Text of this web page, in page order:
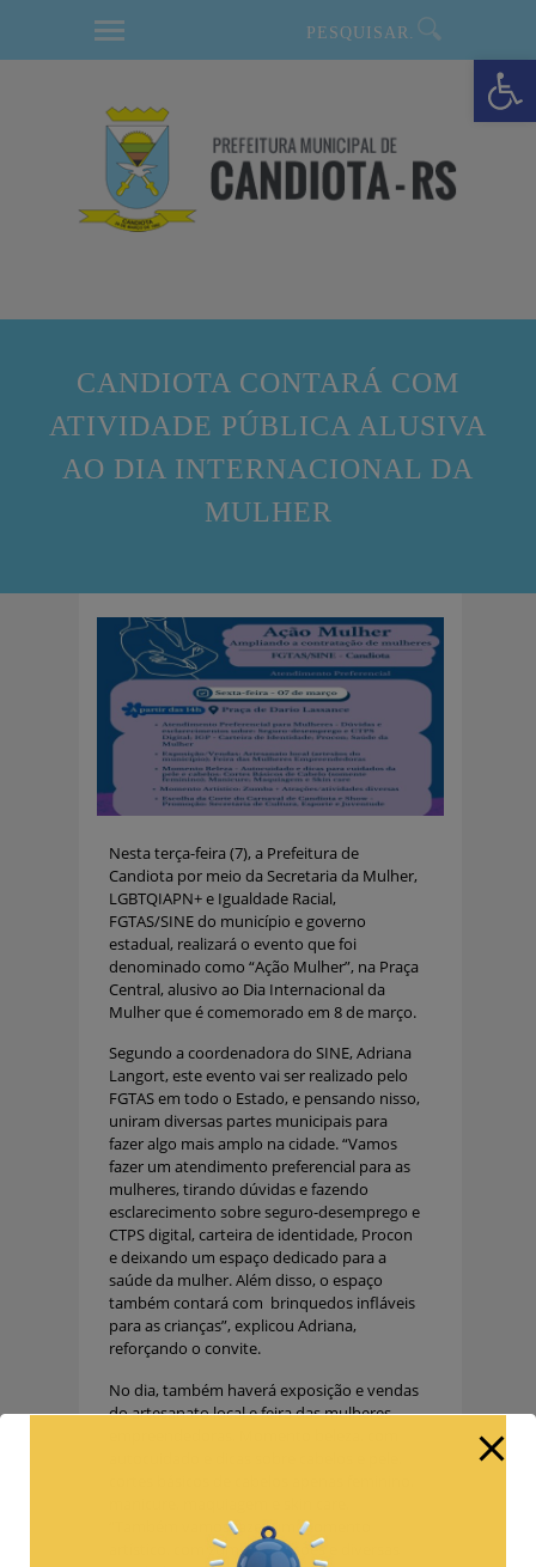
Barra de Ferramentas Aberta
CANDIOTA CONTARÁ COM
ATIVIDADE PÚBLICA ALUSIVA
AO DIA INTERNACIONAL DA
MULHER
Nesta terça-feira (7), a Prefeitura de
Candiota por meio da Secretaria da Mulher,
LGBTQIAPN+ e Igualdade Racial,
FGTAS/SINE do município e governo
estadual, realizará o evento que foi
denominado como “Ação Mulher”, na Praça
Central, alusivo ao Dia Internacional da
Mulher que é comemorado em 8 de março.
Segundo a coordenadora do SINE, Adriana
Langort, este evento vai ser realizado pelo
FGTAS em todo o Estado, e pensando nisso,
uniram diversas partes municipais para
fazer algo mais amplo na cidade. “Vamos
fazer um atendimento preferencial para as
mulheres, tirando dúvidas e fazendo
esclarecimento sobre seguro-desemprego e
CTPS digital, carteira de identidade, Procon
e deixando um espaço dedicado para a
saúde da mulher. Além disso, o espaço
também contará com brinquedos infláveis
para as crianças”, explicou Adriana,
reforçando o convite.
No dia, também haverá exposição e vendas
do artesanato local e feira das mulheres
“Também vamos fazer um momento
artístico, com zumba, atrações e diversas